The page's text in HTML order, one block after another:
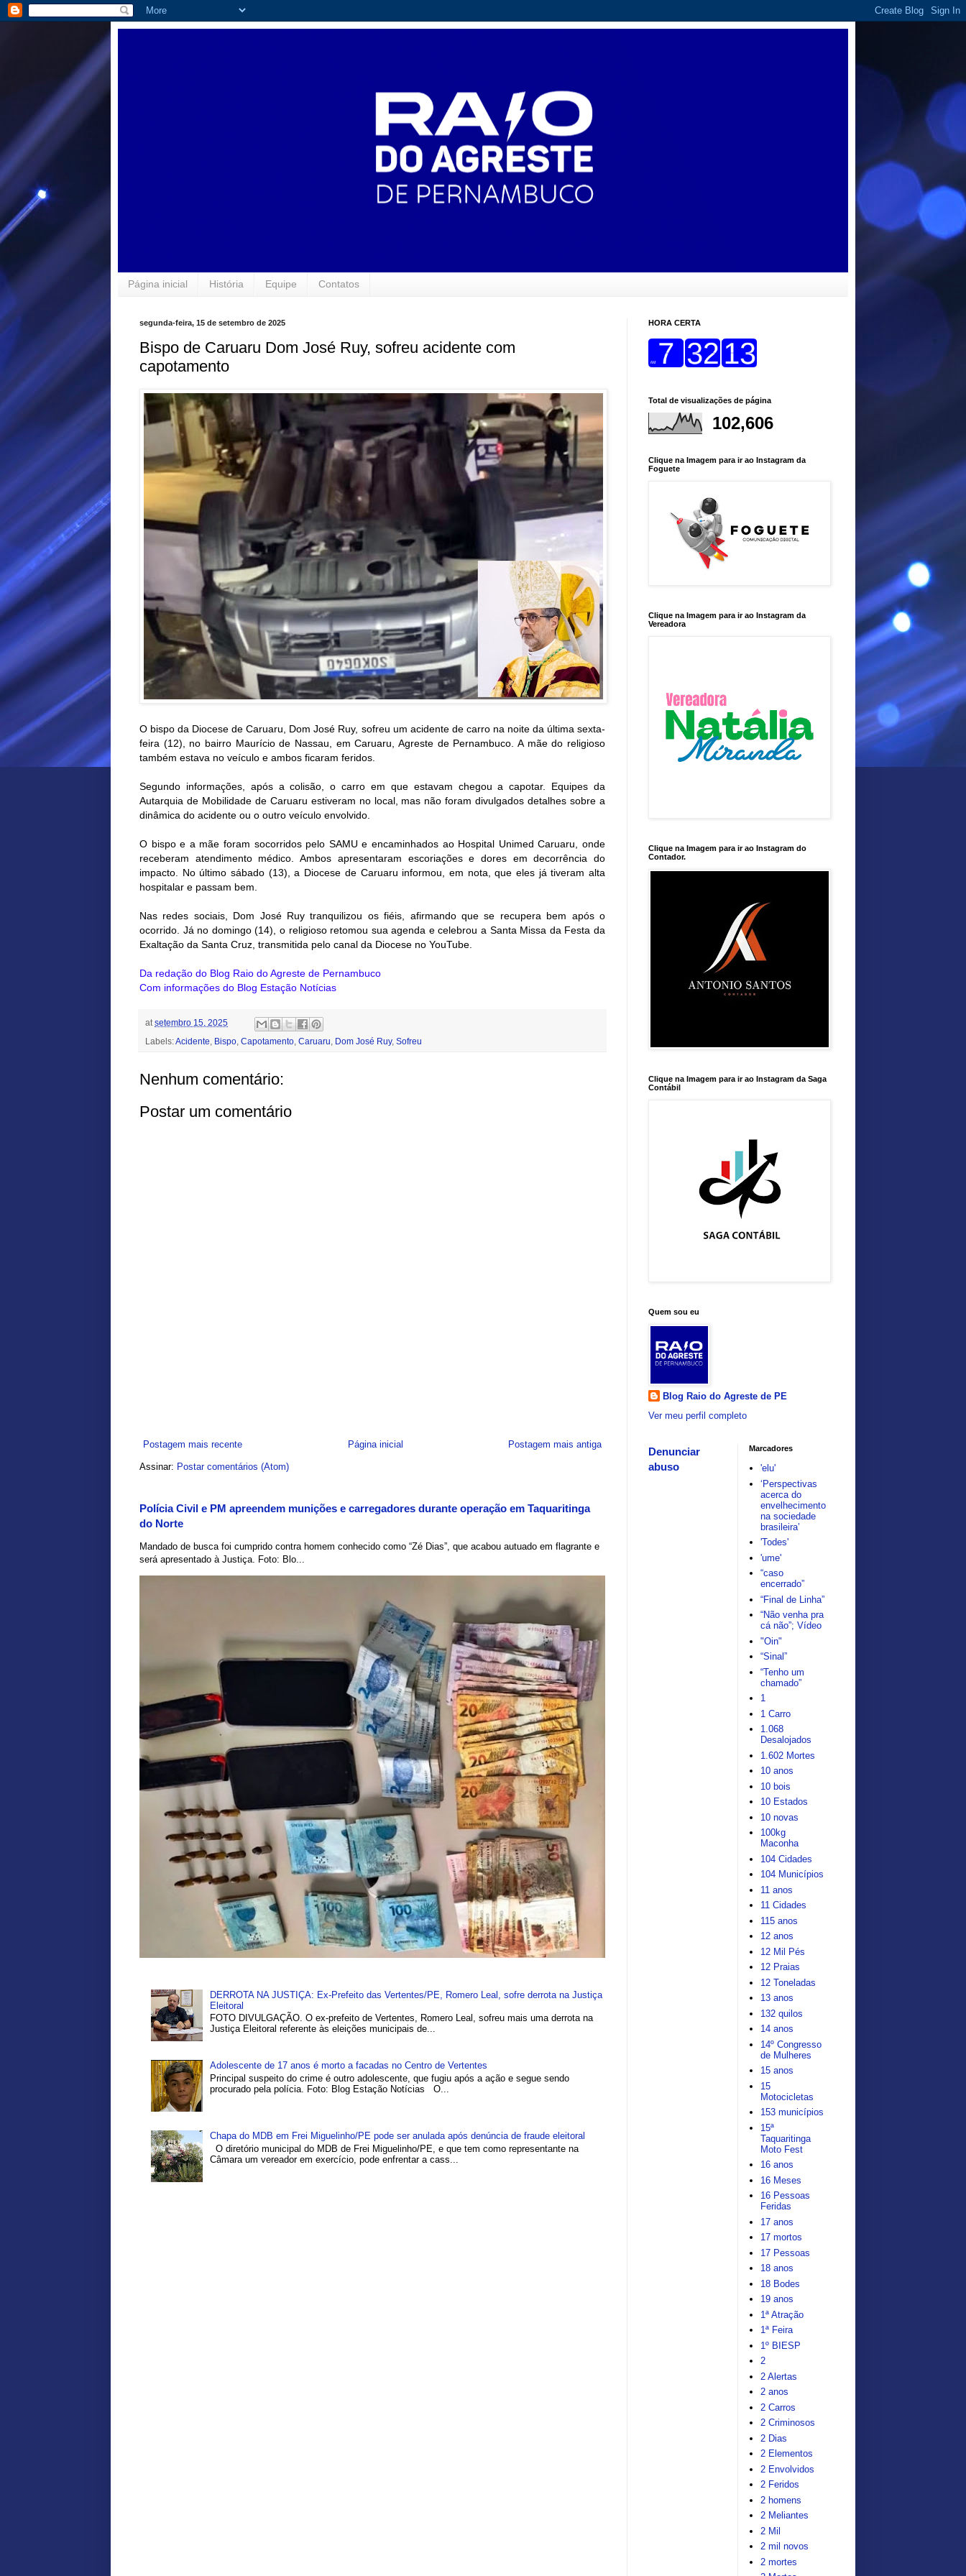
Página inicial História Equipe Contatos
segunda-feira, 15 de setembro de 2025
Bispo de Caruaru Dom José Ruy, sofreu acidente com
capotamento
O bispo da Diocese de Caruaru, Dom José Ruy, sofreu um acidente de carro na noite da última sexta-
feira (12), no bairro Maurício de Nassau, em Caruaru, Agreste de Pernambuco. A mãe do religioso
também estava no veículo e ambos ficaram feridos.
Segundo informações, após a colisão, o carro em que estavam chegou a capotar. Equipes da
Autarquia de Mobilidade de Caruaru estiveram no local, mas não foram divulgados detalhes sobre a
dinâmica do acidente ou o outro veículo envolvido.
O bispo e a mãe foram socorridos pelo SAMU e encaminhados ao Hospital Unimed Caruaru, onde
receberam atendimento médico. Ambos apresentaram escoriações e dores em decorrência do
impacto. No último sábado (13), a Diocese de Caruaru informou, em nota, que eles já tiveram alta
hospitalar e passam bem.
Nas redes sociais, Dom José Ruy tranquilizou os fiéis, afirmando que se recupera bem após o
ocorrido. Já no domingo (14), o religioso retomou sua agenda e celebrou a Santa Missa da Festa da
Exaltação da Santa Cruz, transmitida pelo canal da Diocese no YouTube.
Da redação do Blog Raio do Agreste de Pernambuco
Com informações do Blog Estação Notícias
at setembro 15, 2025
Labels:Acidente Bispo Capotamento Caruaru Dom José Ruy, Sofreu
Nenhum comentário:
Postar um comentário
Postagem mais recente Postagem mais antiga
Página inicial
Assinar: Postar comentários (Atom)
Polícia Civil e PM apreendem munições e carregadores durante operação em Taquaritinga
do Norte
Mandado de busca foi cumprido contra homem conhecido como “Zé Dias”, que acabou autuado em flagrante e
será apresentado à Justiça. Foto: Blo...
DERROTA NA JUSTIÇA: Ex-Prefeito das Vertentes/PE, Romero Leal, sofre derrota na Justiça
Eleitoral
FOTO DIVULGAÇÃO. O ex-prefeito de Vertentes, Romero Leal, sofreu mais uma derrota na
Justiça Eleitoral referente às eleições municipais de...
Adolescente de 17 anos é morto a facadas no Centro de Vertentes
Principal suspeito do crime é outro adolescente, que fugiu após a ação e segue sendo
procurado pela polícia. Foto: Blog Estação Notícias O...
Chapa do MDB em Frei Miguelinho/PE pode ser anulada após denúncia de fraude eleitoral
O diretório municipal do MDB de Frei Miguelinho/PE, e que tem como representante na
Câmara um vereador em exercício, pode enfrentar a cass...
HORA CERTA
Total de visualizações de página
102,606
Clique na Imagem para ir ao Instagram da
Foguete
Clique na Imagem para ir ao Instagram da
Vereadora
Clique na Imagem para ir ao Instagram do
Contador.
Clique na Imagem para ir ao Instagram da Saga
Contábil
Quem sou eu
Blog Raio do Agreste de PE
Ver meu perfil completo
Denunciar
abuso
Marcadores
'elu'
‘Perspectivas
acerca do
envelhecimento
na sociedade
brasileira’
'Todes'
'ume'
“caso
encerrado”
“Final de Linha”
“Não venha pra
cá não”; Vídeo
"Oin"
“Sinal”
“Tenho um
chamado”
1
1 Carro
1.068
Desalojados
1.602 Mortes
10 anos
10 bois
10 Estados
10 novas
100kg
Maconha
104 Cidades
104 Municípios
11 anos
11 Cidades
115 anos
12 anos
12 Mil Pés
12 Praias
12 Toneladas
13 anos
132 quilos
14 anos
14º Congresso
de Mulheres
15 anos
15
Motocicletas
153 municípios
15ª
Taquaritinga
Moto Fest
16 anos
16 Meses
16 Pessoas
Feridas
17 anos
17 mortos
17 Pessoas
18 anos
18 Bodes
19 anos
1ª Atração
1ª Feira
1º BIESP
2
2 Alertas
2 anos
2 Carros
2 Criminosos
2 Dias
2 Elementos
2 Envolvidos
2 Feridos
2 homens
2 Meliantes
2 Mil
2 mil novos
2 mortes